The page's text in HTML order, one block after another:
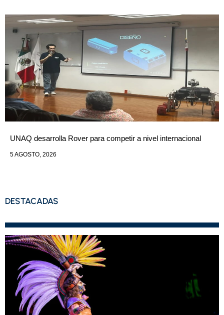
UNAQ desarrolla Rover para competir a nivel internacional
5 AGOSTO, 2026
DESTACADAS